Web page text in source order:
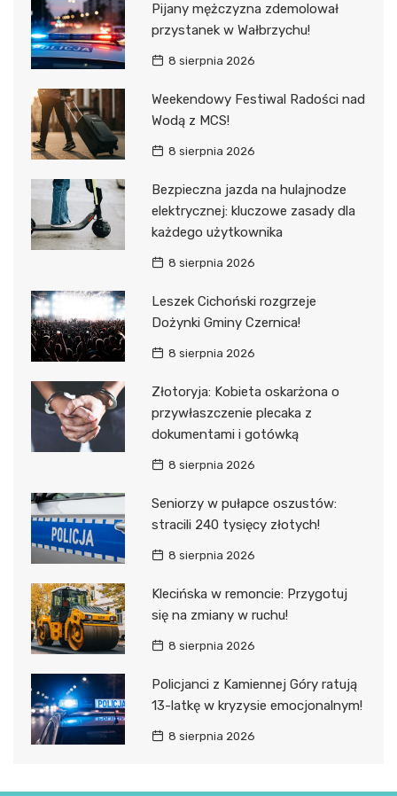
Pijany mężczyzna zdemolował
przystanek w Wałbrzychu!
8 sierpnia 2026
Weekendowy Festiwal Radości nad
Wodą z MCS!
8 sierpnia 2026
Bezpieczna jazda na hulajnodze
elektrycznej: kluczowe zasady dla
każdego użytkownika
8 sierpnia 2026
Leszek Cichoński rozgrzeje
Dożynki Gminy Czernica!
8 sierpnia 2026
Złotoryja: Kobieta oskarżona o
przywłaszczenie plecaka z
dokumentami i gotówką
8 sierpnia 2026
Seniorzy w pułapce oszustów:
stracili 240 tysięcy złotych!
8 sierpnia 2026
Klecińska w remoncie: Przygotuj
się na zmiany w ruchu!
8 sierpnia 2026
Policjanci z Kamiennej Góry ratują
13-latkę w kryzysie emocjonalnym!
8 sierpnia 2026